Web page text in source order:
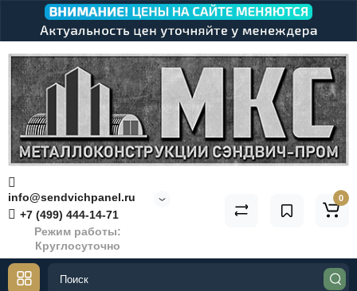
info@sendvichpanel.ru
+7 (499) 444-14-71
Режим работы:
Круглосуточно
0